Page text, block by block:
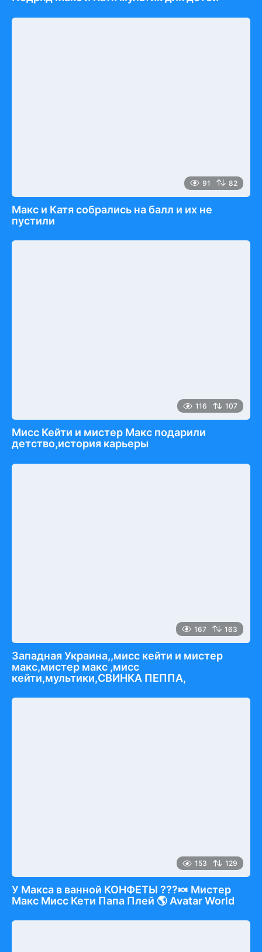
91 82
Макс и Катя собрались на балл и их не
пустили
116 107
Мисс Кейти и мистер Макс подарили
детство,история карьеры
167 163
Западная Украина,,мисс кейти и мистер
макс,мистер макс ,мисс
кейти,мультики,СВИНКА ПЕППА,
153 129
У Макса в ванной КОНФЕТЫ ???🍬 Мистер
Макс Мисс Кети Папа Плей 🌎 Avatar World